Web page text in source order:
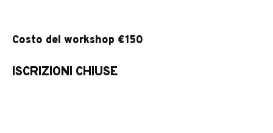
Costo del workshop €150
ISCRIZIONI CHIUSE